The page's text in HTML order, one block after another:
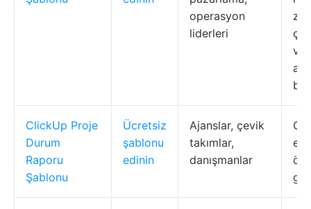
operasyon
liderleri
ve
ClickUp Proje
Durum
Raporu
Şablonu
Ücretsiz
şablonu
edinin
Ajanslar, çevik
takımlar,
danışmanlar